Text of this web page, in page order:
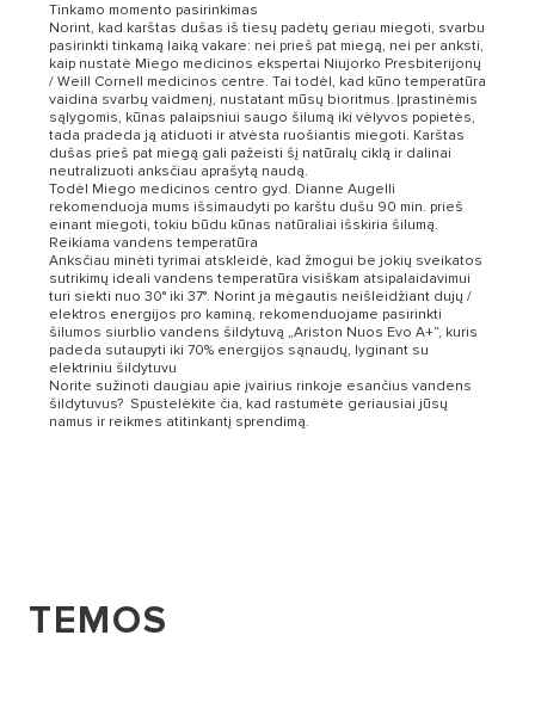
Tinkamo momento pasirinkimas
Norint, kad karštas dušas iš tiesų padėtų geriau miegoti, svarbu
pasirinkti tinkamą laiką vakare: nei prieš pat miegą, nei per anksti,
kaip nustatė Miego medicinos ekspertai Niujorko Presbiterijonų
/ Weill Cornell medicinos centre. Tai todėl, kad kūno temperatūra
vaidina svarbų vaidmenį, nustatant mūsų bioritmus. Įprastinėmis
sąlygomis, kūnas palaipsniui saugo šilumą iki vėlyvos popietės,
tada pradeda ją atiduoti ir atvėsta ruošiantis miegoti. Karštas
dušas prieš pat miegą gali pažeisti šį natūralų ciklą ir dalinai
neutralizuoti anksčiau aprašytą naudą.
Todėl Miego medicinos centro gyd. Dianne Augelli
rekomenduoja mums išsimaudyti po karštu dušu 90 min. prieš
einant miegoti, tokiu būdu kūnas natūraliai išskiria šilumą.
Reikiama vandens temperatūra
Anksčiau minėti tyrimai atskleidė, kad žmogui be jokių sveikatos
sutrikimų ideali vandens temperatūra visiškam atsipalaidavimui
turi siekti nuo 30° iki 37°. Norint ja mėgautis neišleidžiant dujų /
elektros energijos pro kaminą, rekomenduojame pasirinkti
šilumos siurblio vandens šildytuvą „Ariston Nuos Evo A+“, kuris
padeda sutaupyti iki 70% energijos sąnaudų, lyginant su
elektriniu šildytuvu
Norite sužinoti daugiau apie įvairius rinkoje esančius vandens
šildytuvus? Spustelėkite čia, kad rastumėte geriausiai jūsų
namus ir reikmes atitinkantį sprendimą.
TEMOS